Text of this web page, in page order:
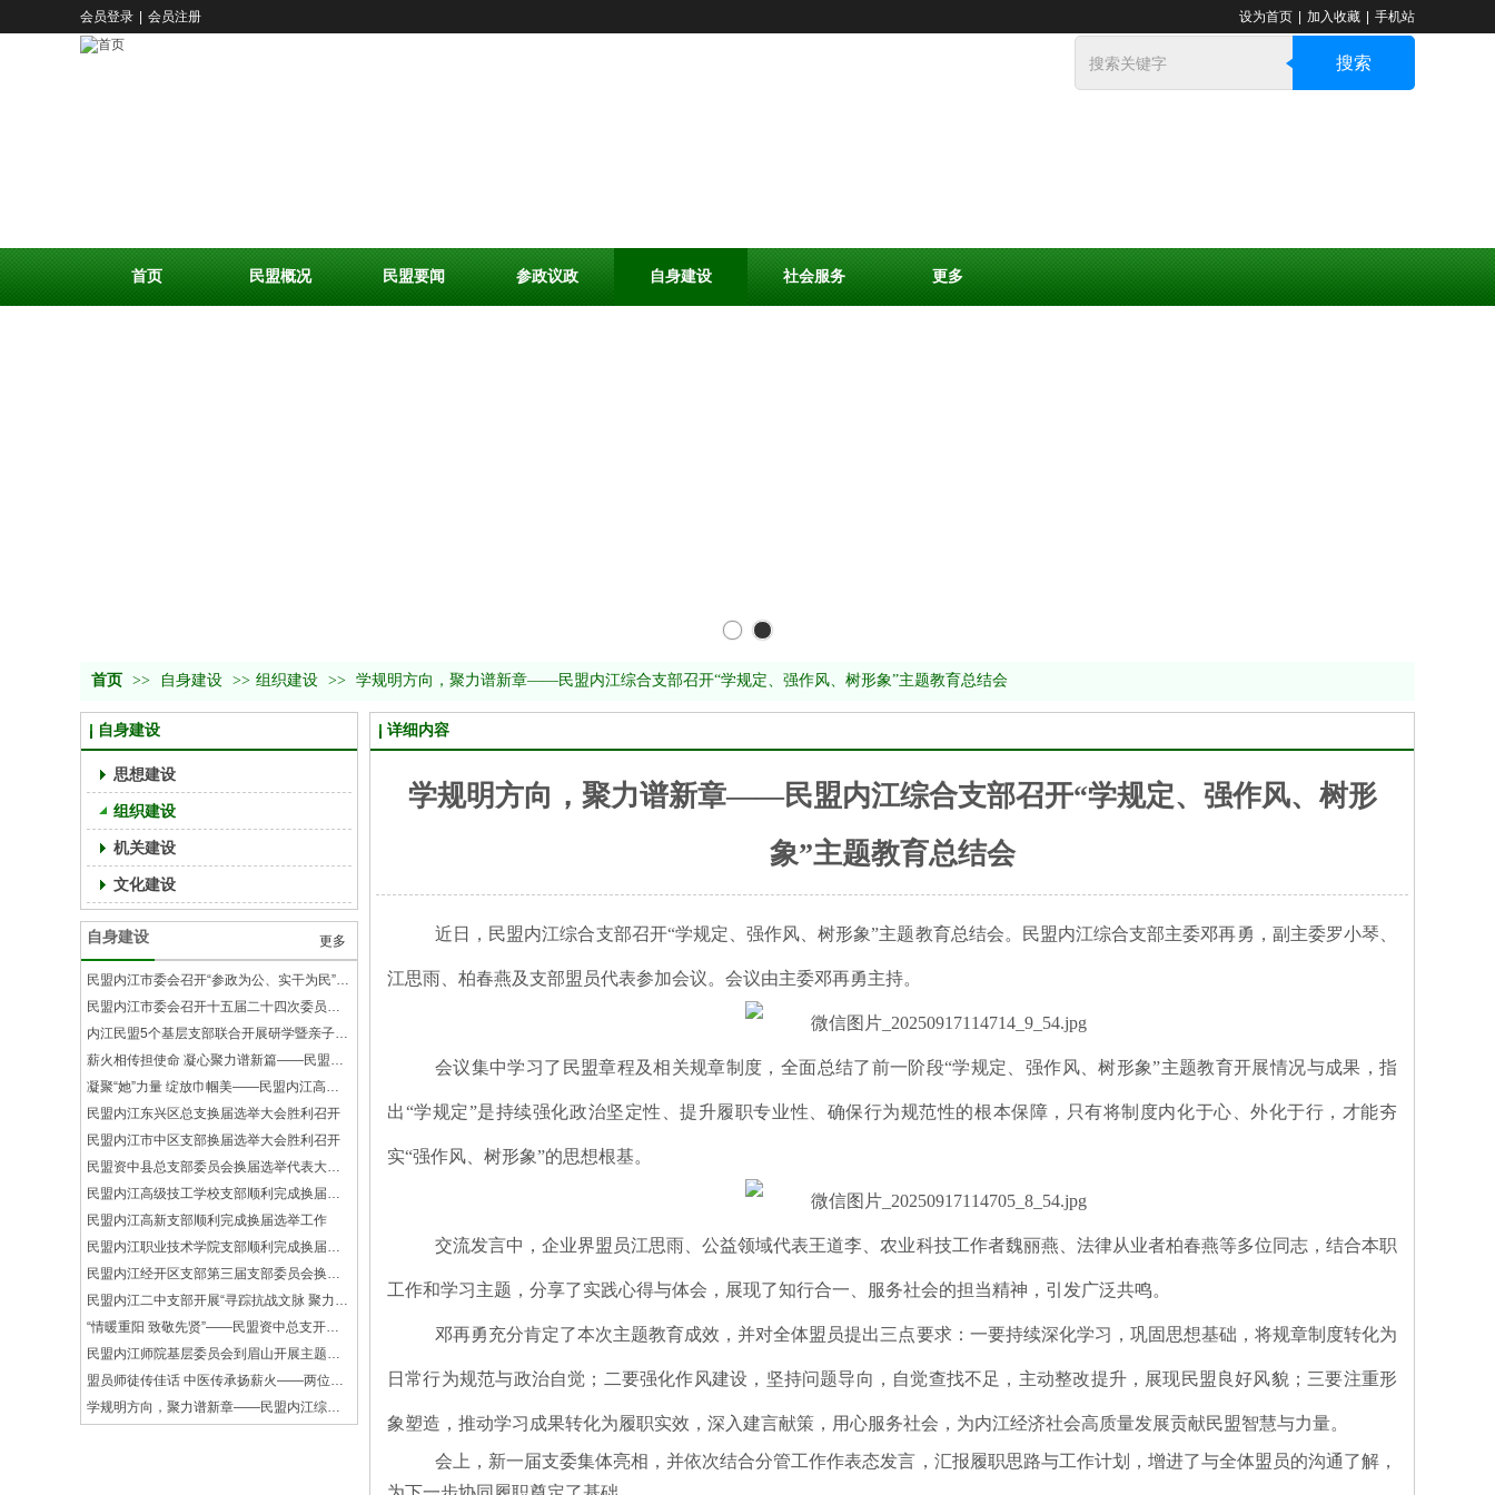
搜索
会员登录 会员注册 设为首页 加入收藏 手机站
首页 民盟概况 民盟要闻 参政议政 自身建设 社会服务 更多
首页 >> 自身建设 >> 组织建设 >> 学规明方向，聚力谱新章——民盟内江综合支部召开“学规定、强作风、树形象”主题教育总结会
自身建设
思想建设
组织建设
机关建设
文化建设
自身建设 更多
民盟内江市委会召开“参政为公、实干为民”主题教育动员会
民盟内江市委会召开十五届二十四次委员（扩大）会 换届工作正式拉开帷幕
内江民盟5个基层支部联合开展研学暨亲子趣味运动会
薪火相传担使命 凝心聚力谱新篇——民盟内江东兴区总支三中支部换届选举大会顺利召开
凝聚“她”力量 绽放巾帼美——民盟内江高新支部欢庆“三八”国际劳动妇女节
民盟内江东兴区总支换届选举大会胜利召开
民盟内江市中区支部换届选举大会胜利召开
民盟资中县总支部委员会换届选举代表大会圆满落幕
民盟内江高级技工学校支部顺利完成换届选举工作
民盟内江高新支部顺利完成换届选举工作
民盟内江职业技术学院支部顺利完成换届选举工作
民盟内江经开区支部第三届支部委员会换届选举大会顺利召开
民盟内江二中支部开展“寻踪抗战文脉 聚力文化传承”主题活动
“情暖重阳 致敬先贤”——民盟资中总支开展重阳节慰问老盟员活动
民盟内江师院基层委员会到眉山开展主题教育现场教学活动
盟员师徒传佳话 中医传承扬薪火——两位盟员传承人顺利通过省市两级专家组考核验收
学规明方向，聚力谱新章——民盟内江综合支部召开“学规定、强作风、树形象”主题教育总结会
详细内容
学规明方向，聚力谱新章——民盟内江综合支部召开“学规定、强作风、树形
象”主题教育总结会
近日，民盟内江综合支部召开“学规定、强作风、树形象”主题教育总结会。民盟内江综合支部主委邓再勇，副主委罗小琴、
江思雨、柏春燕及支部盟员代表参加会议。会议由主委邓再勇主持。
会议集中学习了民盟章程及相关规章制度，全面总结了前一阶段“学规定、强作风、树形象”主题教育开展情况与成果，指
出“学规定”是持续强化政治坚定性、提升履职专业性、确保行为规范性的根本保障，只有将制度内化于心、外化于行，才能夯
实“强作风、树形象”的思想根基。
交流发言中，企业界盟员江思雨、公益领域代表王道李、农业科技工作者魏丽燕、法律从业者柏春燕等多位同志，结合本职
工作和学习主题，分享了实践心得与体会，展现了知行合一、服务社会的担当精神，引发广泛共鸣。
邓再勇充分肯定了本次主题教育成效，并对全体盟员提出三点要求：一要持续深化学习，巩固思想基础，将规章制度转化为
日常行为规范与政治自觉；二要强化作风建设，坚持问题导向，自觉查找不足，主动整改提升，展现民盟良好风貌；三要注重形
象塑造，推动学习成果转化为履职实效，深入建言献策，用心服务社会，为内江经济社会高质量发展贡献民盟智慧与力量。
会上，新一届支委集体亮相，并依次结合分管工作作表态发言，汇报履职思路与工作计划，增进了与全体盟员的沟通了解，